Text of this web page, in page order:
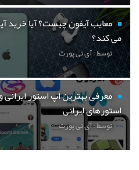
معایب آیفون چیست؟ آیا خرید
می کند؟
توسط : آی تی پورت
معرفی بهترین اپ استور
استورهای ایرانی
توسط : آی تی پورت